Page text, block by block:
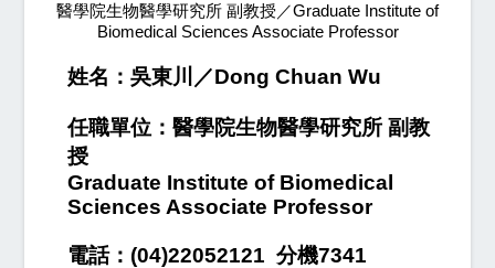
醫學院生物醫學研究所 副教授／Graduate Institute of
Biomedical Sciences Associate Professor
姓名：吳東川／Dong Chuan Wu
任職單位：醫學院生物醫學研究所 副教
授
Graduate Institute of Biomedical
Sciences Associate Professor
電話：(04)22052121 分機7341